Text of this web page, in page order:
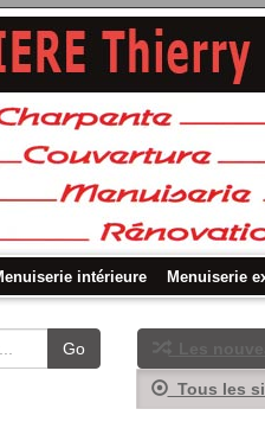
intérieure Menuiserie
Go
Tous les